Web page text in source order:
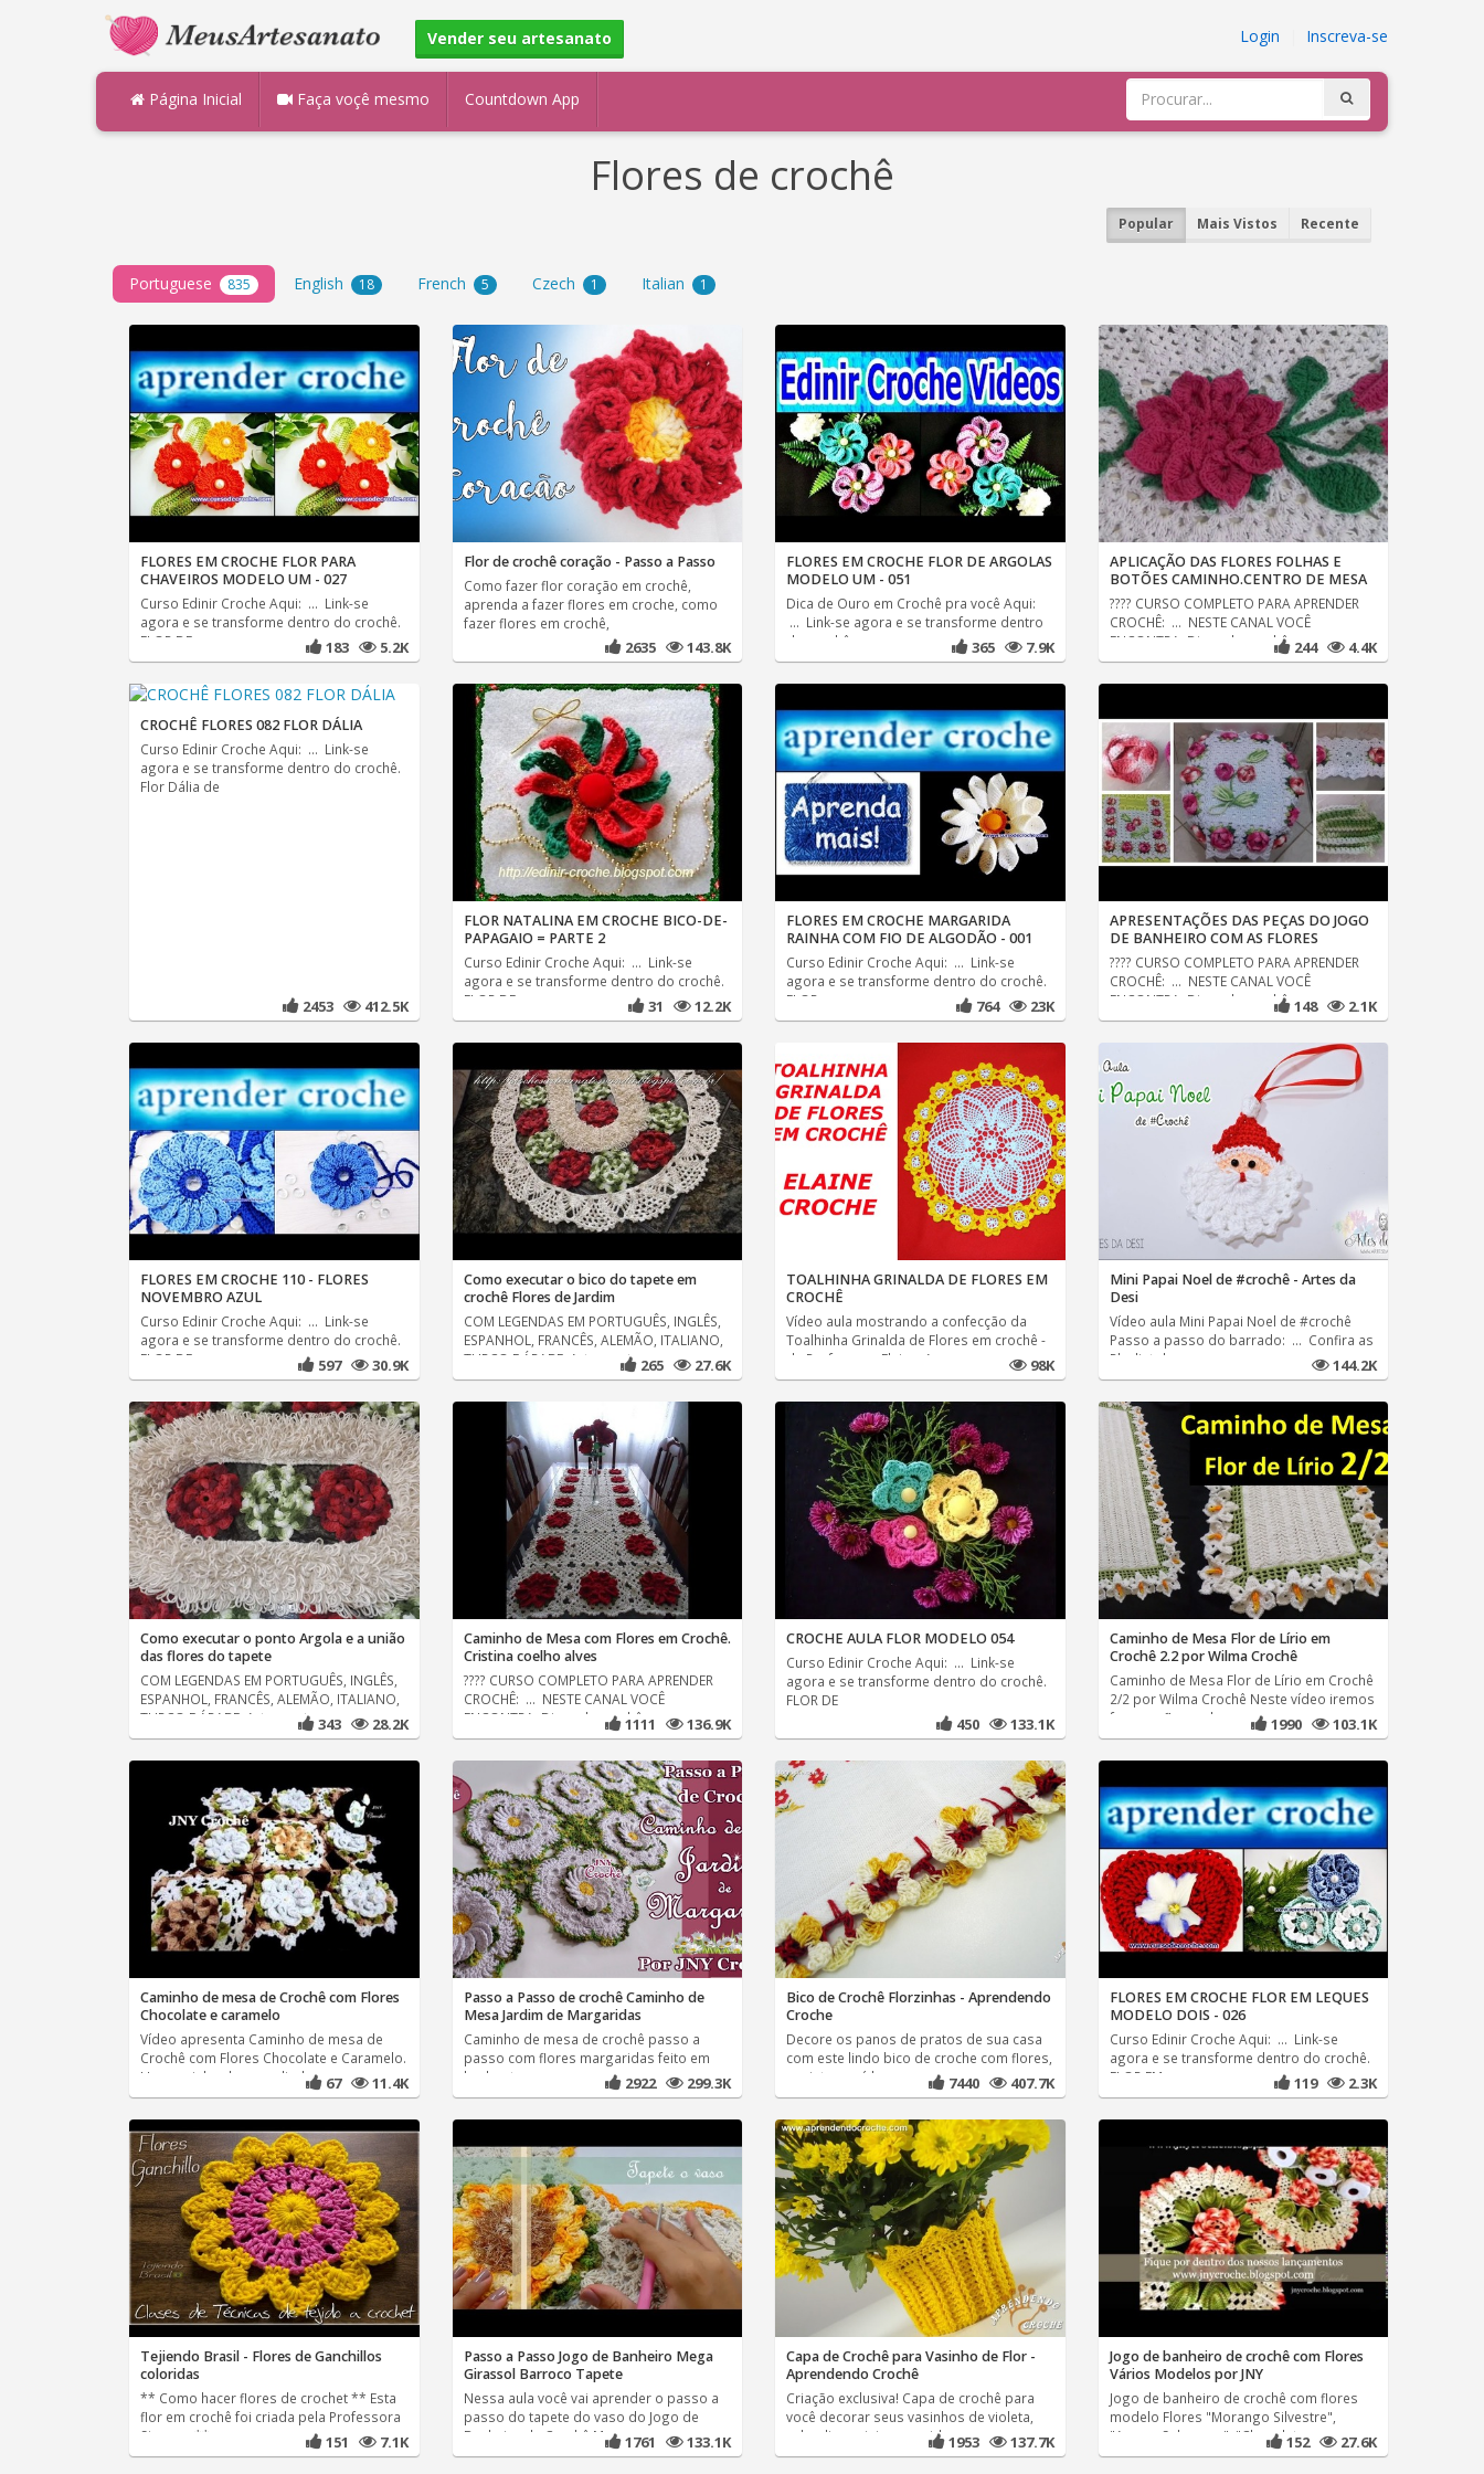
Vender seu artesanato Login Inscreva-se
Página Inicial Faça voçê mesmo Countdown App
Flores de crochê
Popular Mais Vistos Recente
Portuguese 835 English 18 French 5 Czech 1 Italian 1
FLORES EM CROCHE FLOR PARA
CHAVEIROS MODELO UM - 027
Curso Edinir Croche Aqui: ... Link-se
agora e se transforme dentro do crochê.
FLOR DE
183 5.2K
Flor de crochê coração - Passo a Passo
Como fazer flor coração em crochê,
aprenda a fazer flores em croche, como
fazer flores em crochê,
2635 143.8K
FLORES EM CROCHE FLOR DE ARGOLAS
MODELO UM - 051
Dica de Ouro em Crochê pra você Aqui:
... Link-se agora e se transforme dentro
do crochê.
365 7.9K
APLICAÇÃO DAS FLORES FOLHAS E
BOTÕES CAMINHO.CENTRO DE MESA
???? CURSO COMPLETO PARA APRENDER
CROCHÊ: ... NESTE CANAL VOCÊ
ENCONTRA: Dicas de crochê, 244 4.4K
CROCHÊ FLORES 082 FLOR DÁLIA
Curso Edinir Croche Aqui: ... Link-se
agora e se transforme dentro do crochê.
Flor Dália de
2453 412.5K
FLOR NATALINA EM CROCHE BICO-DE-
PAPAGAIO = PARTE 2
Curso Edinir Croche Aqui: ... Link-se
agora e se transforme dentro do crochê.
FLOR DE
31 12.2K
FLORES EM CROCHE MARGARIDA
RAINHA COM FIO DE ALGODÃO - 001
Curso Edinir Croche Aqui: ... Link-se
agora e se transforme dentro do crochê.
FLOR
764 23K
APRESENTAÇÕES DAS PEÇAS DO JOGO
DE BANHEIRO COM AS FLORES
???? CURSO COMPLETO PARA APRENDER
CROCHÊ: ... NESTE CANAL VOCÊ
ENCONTRA: Dicas de crochê, 148 2.1K
FLORES EM CROCHE 110 - FLORES
NOVEMBRO AZUL
Curso Edinir Croche Aqui: ... Link-se
agora e se transforme dentro do crochê.
FLOR DE
597 30.9K
Como executar o bico do tapete em
crochê Flores de Jardim
COM LEGENDAS EM PORTUGUÊS, INGLÊS,
ESPANHOL, FRANCÊS, ALEMÃO, ITALIANO,
TURCO E ÁRABE. Artesanatos em
265 27.6K
TOALHINHA GRINALDA DE FLORES EM
CROCHÊ
Vídeo aula mostrando a confecção da
Toalhinha Grinalda de Flores em crochê -
da Professora Elaine. A
98K
Mini Papai Noel de #crochê - Artes da
Desi
Vídeo aula Mini Papai Noel de #crochê
Passo a passo do barrado: ... Confira as
Playlist do
144.2K
Como executar o ponto Argola e a união
das flores do tapete
COM LEGENDAS EM PORTUGUÊS, INGLÊS,
ESPANHOL, FRANCÊS, ALEMÃO, ITALIANO,
TURCO E ÁRABE. Artesanatos em
343 28.2K
Caminho de Mesa com Flores em Crochê.
Cristina coelho alves
???? CURSO COMPLETO PARA APRENDER
CROCHÊ: ... NESTE CANAL VOCÊ
ENCONTRA: Dicas de crochê,
1111 136.9K
CROCHE AULA FLOR MODELO 054
Curso Edinir Croche Aqui: ... Link-se
agora e se transforme dentro do crochê.
FLOR DE
450 133.1K
Caminho de Mesa Flor de Lírio em
Crochê 2.2 por Wilma Crochê
Caminho de Mesa Flor de Lírio em Crochê
2/2 por Wilma Crochê Neste vídeo iremos
fazer as flores do
1990 103.1K
Caminho de mesa de Crochê com Flores
Chocolate e caramelo
Vídeo apresenta Caminho de mesa de
Crochê com Flores Chocolate e Caramelo.
Um caminho de mesa lindo que
67 11.4K
Passo a Passo de crochê Caminho de
Mesa Jardim de Margaridas
Caminho de mesa de crochê passo a
passo com flores margaridas feito em
barbante.
2922 299.3K
Bico de Crochê Florzinhas - Aprendendo
Croche
Decore os panos de pratos de sua casa
com este lindo bico de croche com flores,
assista ao vídeo com a
7440 407.7K
FLORES EM CROCHE FLOR EM LEQUES
MODELO DOIS - 026
Curso Edinir Croche Aqui: ... Link-se
agora e se transforme dentro do crochê.
FLOR EM
119 2.3K
Tejiendo Brasil - Flores de Ganchillos
coloridas
** Como hacer flores de crochet ** Esta
flor em crochê foi criada pela Professora
Simone. **
151 7.1K
Passo a Passo Jogo de Banheiro Mega
Girassol Barroco Tapete
Nessa aula você vai aprender o passo a
passo do tapete do vaso do Jogo de
Banheiro de Crochê Mega1761 133.1K
Capa de Crochê para Vasinho de Flor -
Aprendendo Crochê
Criação exclusiva! Capa de crochê para
você decorar seus vasinhos de violeta,
calandiva, mini margarida1953 137.7K
Jogo de banheiro de crochê com Flores
Vários Modelos por JNY
Jogo de banheiro de crochê com flores
modelo Flores "Morango Silvestre",
"Amora Selvagem", "Chocolate
152 27.6K